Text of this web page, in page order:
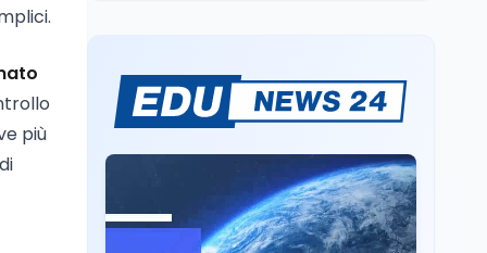
più
Il rivelatore che 'vede' i
reattori spenti
attraverso 400 metri di
roccia
6 ago
Posizioni economiche
ATA: la matematica